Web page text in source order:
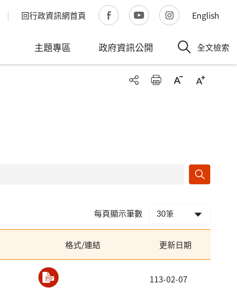
回行政資訊網首頁 English
主題專區 政府資訊公開 全文檢索
每頁顯示筆數
格式/連結 更新日期
113-02-07